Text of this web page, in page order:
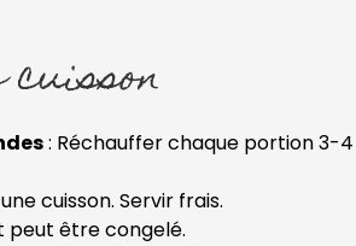
cuisson
: Réchauffer chaque portion 3-
cuisson. Servir frais.
peut être congelé.